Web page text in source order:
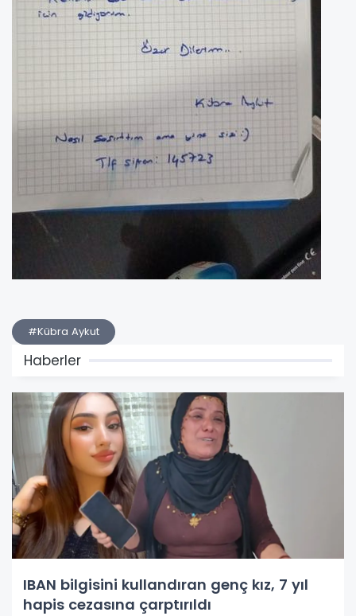
#Kübra Aykut
Haberler
IBAN bilgisini kullandıran genç kız, 7 yıl
hapis cezasına çarptırıldı